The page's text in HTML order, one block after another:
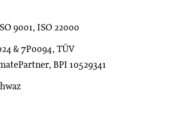
9001, ISO 22000
& 7P0094, TÜV
BPI 10529341